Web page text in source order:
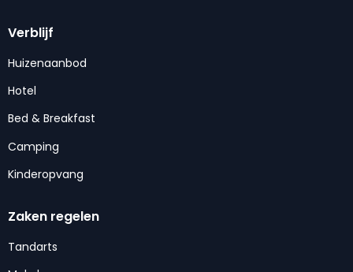
Verblijf
Huizenaanbod
Hotel
Bed & Breakfast
Camping
Kinderopvang
Zaken regelen
Tandarts